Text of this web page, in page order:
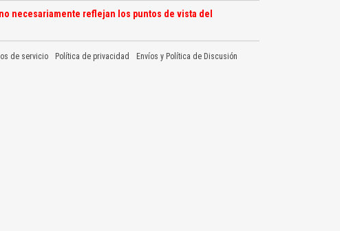
necesariamente reflejan los puntos de vista del
de servicio Política de privacidad Envíos y Política de Discusión